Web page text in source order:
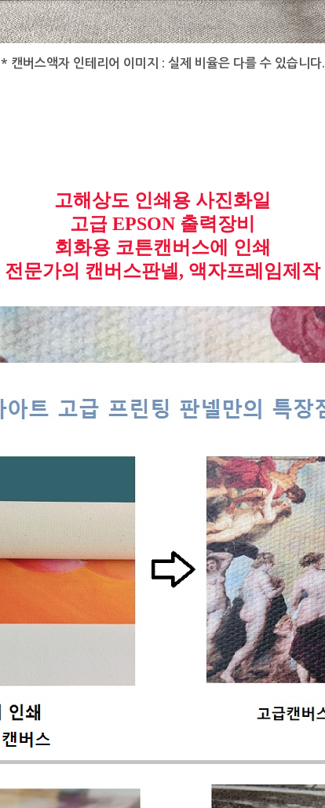
* 캔버스액자 인테리어 이미지 : 실제 비율은 다를 수 있습니다.
고해상도 인쇄용 사진화일
고급 EPSON 출력장비
회화용 코튼캔버스에 인쇄
전문가의 캔버스판넬, 액자프레임제작